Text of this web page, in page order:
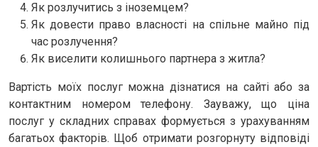
Як розлучитись з іноземцем?
Як довести право власності на спільне майно під
час розлучення?
Як виселити колишнього партнера з житла?
Вартість моїх послуг можна дізнатися на сайті або за
контактним номером телефону. Зауважу, що ціна
послуг у складних справах формується з урахуванням
багатьох факторів. Щоб отримати розгорнуту відповіді